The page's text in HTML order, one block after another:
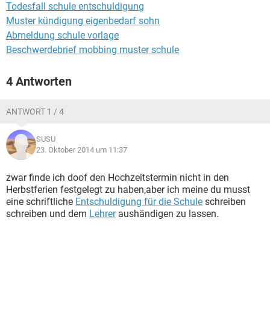
Todesfall schule entschuldigung
Muster kündigung eigenbedarf sohn
Abmeldung schule vorlage
Beschwerdebrief mobbing muster schule
4 Antworten
ANTWORT 1 / 4
SUSU
23. Oktober 2014 um 11:37
zwar finde ich doof den Hochzeitstermin nicht in den
Herbstferien festgelegt zu haben,aber ich meine du musst
eine schriftliche Entschuldigung für die Schule schreiben
schreiben und dem Lehreraushändigen zu lassen.